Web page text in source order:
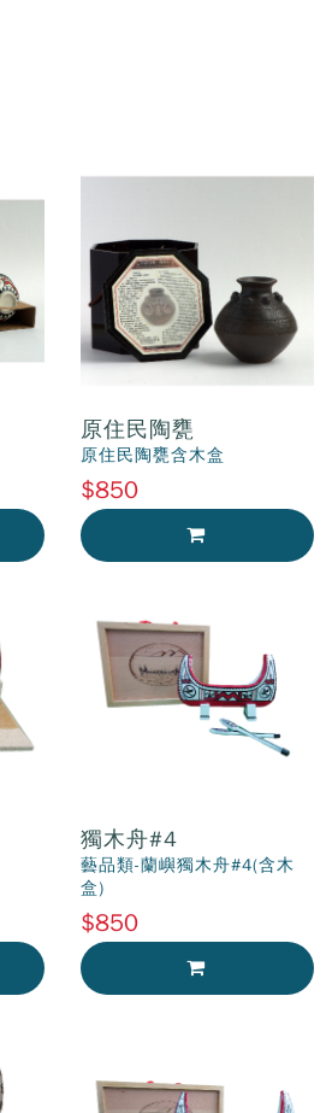
原住民陶甕
原住民陶甕含木盒
$850
獨木舟#4
藝品類-蘭嶼獨木舟#4(含木
盒)
$850